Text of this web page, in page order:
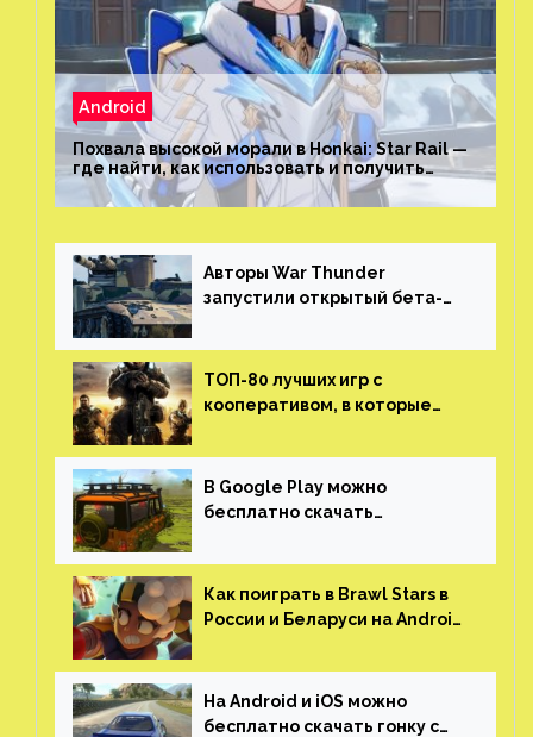
Android
Похвала высокой морали в Honkai: Star Rail —
где найти, как использовать и получить
скрытые достижения
Авторы War Thunder
запустили открытый бета-
трейлер и скриншоты
ТОП-80 лучших игр с
кооперативом, в которые
(никаких MMO)
В Google Play можно
бесплатно скачать
открытым миром, прокачкой,
гонками и тюнингом машины
Как поиграть в Brawl Stars в
России и Беларуси на Android
На Android и iOS можно
бесплатно скачать гонку с